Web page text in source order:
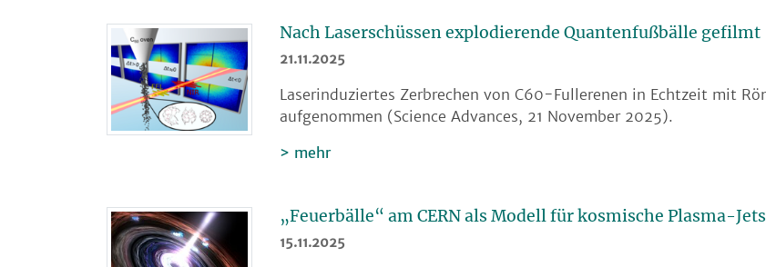
Nach Laserschüssen explodierende Quantenfußbälle gefilmt
21.11.2025
Laserinduziertes Zerbrechen von C60-Fullerenen in Echtzeit mit
aufgenommen (Science Advances, 21 November 2025).
mehr
„Feuerbälle“ am CERN als Modell für kosmische Plasma-
15.11.2025